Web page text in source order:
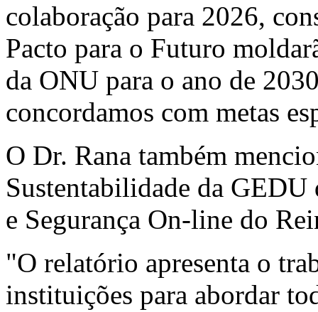
colaboração para 2026,
Pacto para o Futuro
da ONU para o ano de
concordamos com metas
O Dr. Rana também
Sustentabilidade da
e Segurança On-line do
"O relatório apresenta o
instituições para abordar